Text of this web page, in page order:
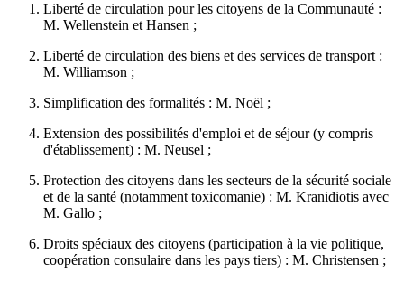
Liberté de circulation pour les citoyens de la Communauté :
M. Wellenstein et Hansen ;
Liberté de circulation des biens et des services de transport :
M. Williamson ;
Simplification des formalités : M. Noël ;
Extension des possibilités d'emploi et de séjour (y compris
d'établissement) : M. Neusel ;
Protection des citoyens dans les secteurs de la sécurité sociale
et de la santé (notamment toxicomanie) : M. Kranidiotis avec
M. Gallo ;
Droits spéciaux des citoyens (participation à la vie politique,
coopération consulaire dans les pays tiers) : M. Christensen ;